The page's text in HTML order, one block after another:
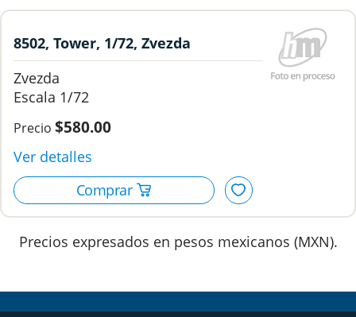
8502, Tower, 1/72, Zvezda
Zvezda
1/72
$580.00
Precios expresados en pesos mexicanos (MXN).